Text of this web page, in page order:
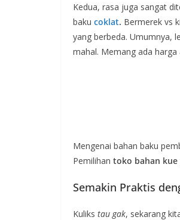
Kedua, rasa juga sangat
baku coklat. Bermerek vs
yang berbeda. Umumnya,
mahal. Memang ada harga
Mengenai bahan baku
Pemilihan toko bahan kue
Semakin Praktis
Kuliks tau gak, sekarang